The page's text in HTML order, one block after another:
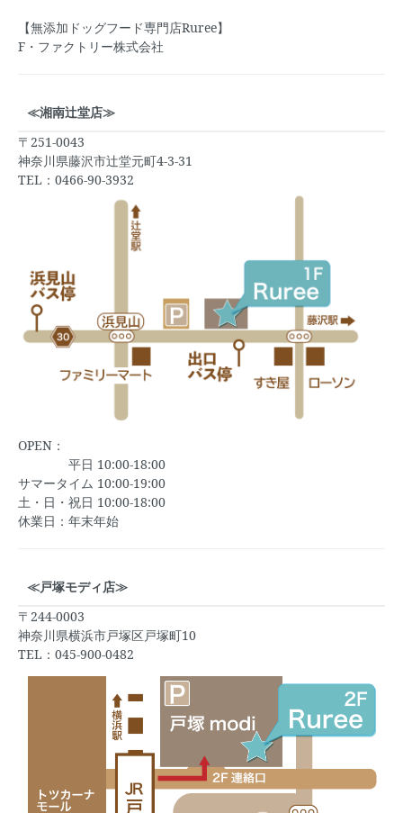
【無添加ドッグフード専門店Ruree】
F・ファクトリー株式会社
≪湘南辻堂店≫
〒251-0043
神奈川県藤沢市辻堂元町4-3-31
TEL：0466-90-3932
OPEN：
平日 10:00-18:00
サマータイム 10:00-19:00
土・日・祝日 10:00-18:00
休業日：年末年始
≪戸塚モディ店≫
〒244-0003
神奈川県横浜市戸塚区戸塚町10
TEL：045-900-0482